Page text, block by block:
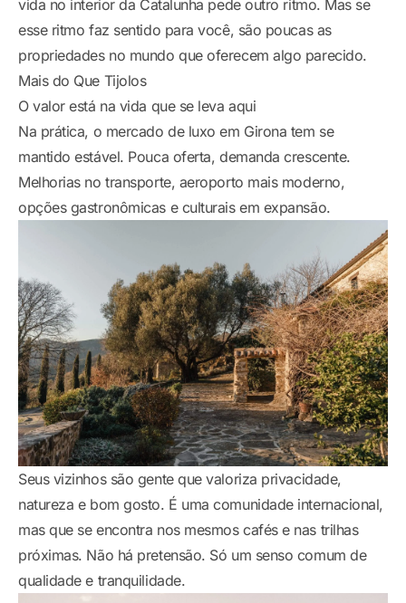
vida no interior da Catalunha pede outro ritmo. Mas se
esse ritmo faz sentido para você, são poucas as
propriedades no mundo que oferecem algo parecido.
Mais do Que Tijolos
O valor está na vida que se leva aqui
Na prática, o mercado de luxo em Girona tem se
mantido estável. Pouca oferta, demanda crescente.
Melhorias no transporte, aeroporto mais moderno,
opções gastronômicas e culturais em expansão.
Seus vizinhos são gente que valoriza privacidade,
natureza e bom gosto. É uma comunidade internacional,
mas que se encontra nos mesmos cafés e nas trilhas
próximas. Não há pretensão. Só um senso comum de
qualidade e tranquilidade.